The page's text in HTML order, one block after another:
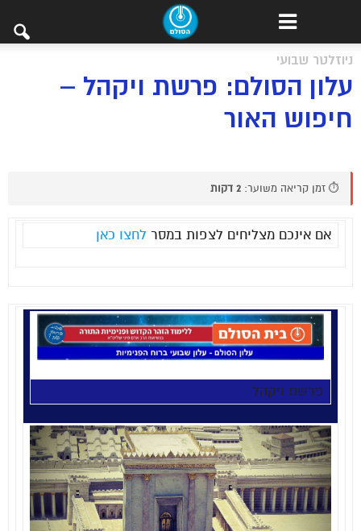
ניוזלטר שבועי
עלון הסולם: פרשת ויקהל –
חיפוש האור
⏱️ זמן קריאה משוער: 2 דקות
אם אינכם מצליחים לצפות במסר לחצו כאן
פרשת ויקהל